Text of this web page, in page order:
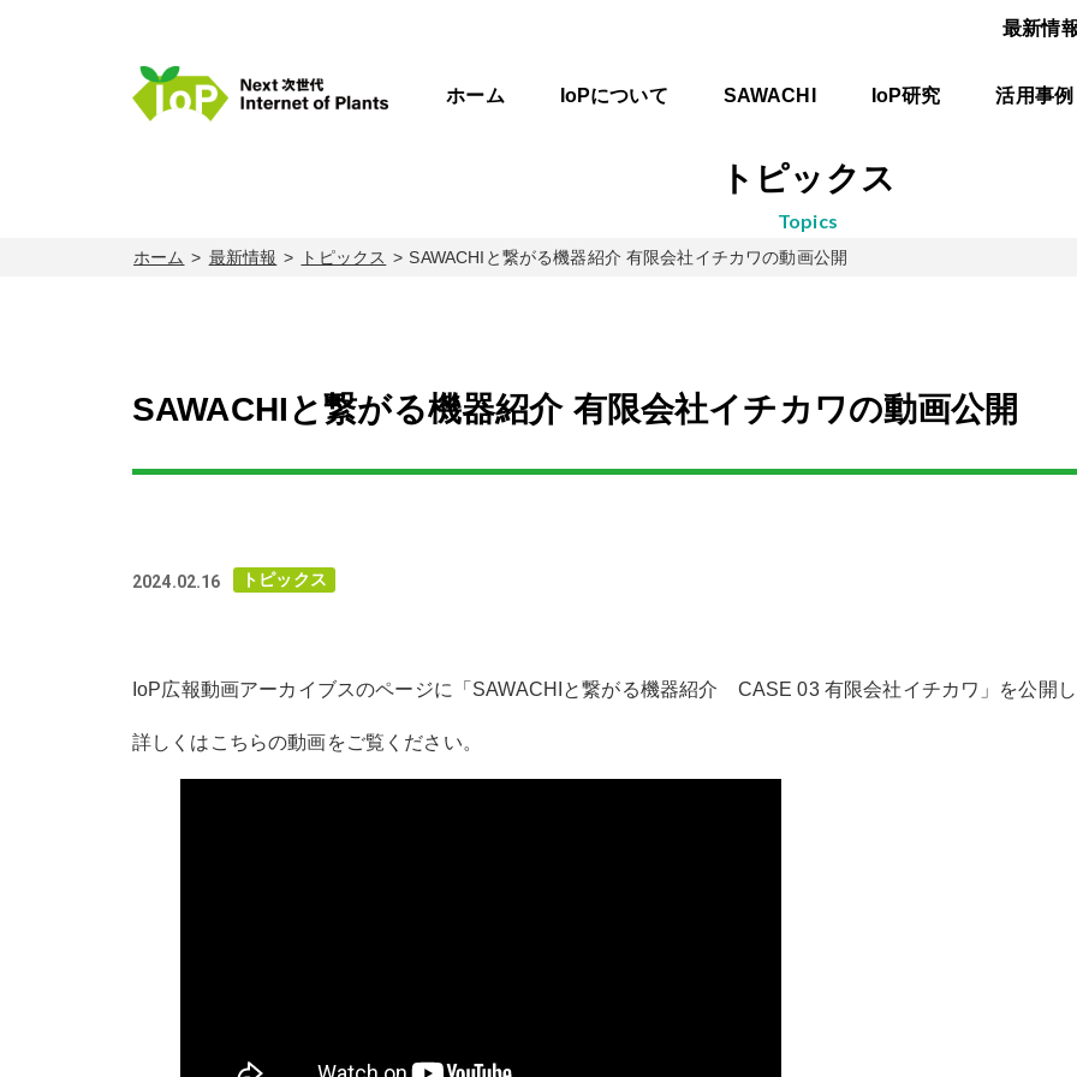
最新情
ホーム IoPについて SAWACHI IoP研究 活用事例
トピックス
topics
ホーム 最新情報 トピックス SAWACHIと繋がる機器紹介 有限会社イチカワの動画公開
SAWACHIと繋がる機器紹介 有限会社イチカワの動画公開
2024.02.16 トピックス
IoP広報動画アーカイブスのページに「SAWACHIと繋がる機器紹介 CASE 03 有限会社イチカワ」を公開し
詳しくはこちらの動画をご覧ください。